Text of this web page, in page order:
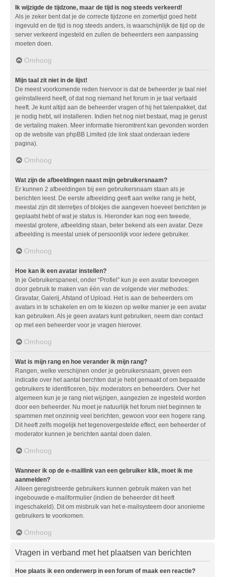
Ik wijzigde de tijdzone, maar de tijd is nog steeds verkeerd!
Als je zeker bent dat je de correcte tijdzone en zomertijd goed hebt
ingevuld en de tijd is nog steeds anders, is waarschijnlijk de tijd op de
server verkeerd ingesteld en zullen de beheerders een aanpassing
moeten doen.
Omhoog
Mijn taal zit niet in de lijst!
De meest voorkomende reden hiervoor is dat de beheerder je taal niet
geïnstalleerd heeft, of dat nog niemand het forum in je taal vertaald
heeft. Je kunt altijd aan de beheerder vragen of hij het talenpakket, dat
je nodig hebt, wil installeren. Indien het nog niet bestaat, mag je gerust
de vertaling maken. Meer informatie hieromtrent kan gevonden worden
op de website van phpBB Limited (de link staat onderaan iedere
pagina).
Omhoog
Wat zijn de afbeeldingen naast mijn gebruikersnaam?
Er kunnen 2 afbeeldingen bij een gebruikersnaam staan als je
berichten leest. De eerste afbeelding geeft aan welke rang je hebt,
meestal zijn dit sterretjes of blokjes die aangeven hoeveel berichten je
geplaatst hebt of wat je status is. Hieronder kan nog een tweede,
meestal grotere, afbeelding staan, beter bekend als een avatar. Deze
afbeelding is meestal uniek of persoonlijk voor iedere gebruiker.
Omhoog
Hoe kan ik een avatar instellen?
In je Gebruikerspaneel, onder “Profiel” kun je een avatar toevoegen
door gebruik te maken van één van de volgende vier methodes:
Gravatar, Galerij, Afstand of Upload. Het is aan de beheerders om
avatars in te schakelen en om te kiezen op welke manier je een avatar
kan gebruiken. Als je geen avatars kunt gebruiken, neem dan contact
op met een beheerder voor je vragen hierover.
Omhoog
Wat is mijn rang en hoe verander ik mijn rang?
Rangen, welke verschijnen onder je gebruikersnaam, geven een
indicatie over het aantal berchten dat je hebt gemaakt of om bepaalde
gebruikers te identificeren, bijv. moderators en beheerders. Over het
algemeen kun je je rang niet wijzigen, aangezien ze ingesteld worden
door een beheerder. Nu moet je natuurlijk het forum niet beginnen te
spammen met onzinnig veel berichten, gewoon voor een hogere rang.
Dit heeft zelfs mogelijk het tegenovergestelde effect, een beheerder of
moderator kunnen je berichten aantal doen dalen.
Omhoog
Wanneer ik op de e-maillink van een gebruiker klik, moet ik me
aanmelden?
Alleen geregistreerde gebruikers kunnen gebruik maken van het
ingebouwde e-mailformulier (indien de beheerder dit heeft
ingeschakeld). Dit om misbruik van het e-mailsysteem door anonieme
gebruikers te voorkomen.
Omhoog
Vragen in verband met het plaatsen van berichten
Hoe plaats ik een onderwerp in een forum of maak een reactie?